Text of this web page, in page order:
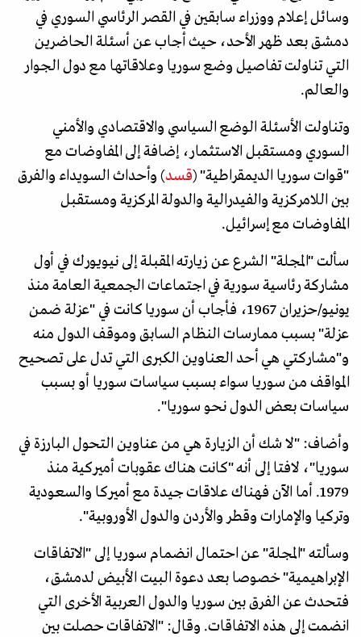
وسائل إعلام ووزراء سابقين في القصر الرئاسي السوري في
دمشق بعد ظهر الأحد، حيث أجاب عن أسئلة الحاضرين
التي تناولت تفاصيل وضع سوريا وعلاقاتها مع دول الجوار
والعالم.
وتناولت الأسئلة الوضع السياسي والاقتصادي والأمني
السوري ومستقبل الاستثمار، إضافة إلى المفاوضات مع
"قوات سوريا الديمقراطية" (قسد) وأحداث السويداء والفرق
بين اللامركزية والفيدرالية والدولة المركزية ومستقبل
المفاوضات مع إسرائيل.
سألت "المجلة" الشرع عن زيارته المقبلة إلى نيويورك في أول
مشاركة رئاسية سورية في اجتماعات الجمعية العامة منذ
يونيو/حزيران 1967، فأجاب أن سوريا كانت في "عزلة ضمن
عزلة" بسبب ممارسات النظام السابق وموقف الدول منه
و"مشاركتي هي أحد العناوين الكبرى التي تدل على تصحيح
المواقف من سوريا سواء بسبب سياسات سوريا أو بسبب
سياسات بعض الدول نحو سوريا".
وأضاف: "لا شك أن الزيارة هي من عناوين التحول البارزة في
سوريا"، لافتا إلى أنه "كانت هناك عقوبات أميركية منذ
1979. أما الآن فهناك علاقات جيدة مع أميركا والسعودية
وتركيا والإمارات وقطر والأردن والدول الأوروبية".
وسألته "المجلة" عن احتمال انضمام سوريا إلى "الاتفاقات
الإبراهيمية" خصوصا بعد دعوة البيت الأبيض لدمشق،
فتحدث عن الفرق بين سوريا والدول العربية الأخرى التي
انضمت إلى هذه الاتفاقات. وقال: "الاتفاقات حصلت بين